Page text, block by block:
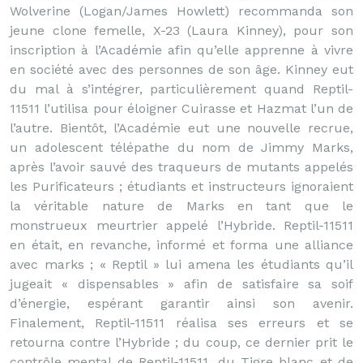
Wolverine (Logan/James Howlett) recommanda son
jeune clone femelle, X-23 (Laura Kinney), pour son
inscription à l’Académie afin qu’elle apprenne à vivre
en société avec des personnes de son âge. Kinney eut
du mal à s’intégrer, particulièrement quand Reptil-
11511 l’utilisa pour éloigner Cuirasse et Hazmat l’un de
l’autre. Bientôt, l’Académie eut une nouvelle recrue,
un adolescent télépathe du nom de Jimmy Marks,
après l’avoir sauvé des traqueurs de mutants appelés
les Purificateurs ; étudiants et instructeurs ignoraient
la véritable nature de Marks en tant que le
monstrueux meurtrier appelé l’Hybride. Reptil-11511
en était, en revanche, informé et forma une alliance
avec marks ; « Reptil » lui amena les étudiants qu’il
jugeait « dispensables » afin de satisfaire sa soif
d’énergie, espérant garantir ainsi son avenir.
Finalement, Reptil-11511 réalisa ses erreurs et se
retourna contre l’Hybride ; du coup, ce dernier prit le